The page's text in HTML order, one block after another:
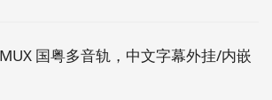
国粤多音轨，中文字幕外挂/内嵌